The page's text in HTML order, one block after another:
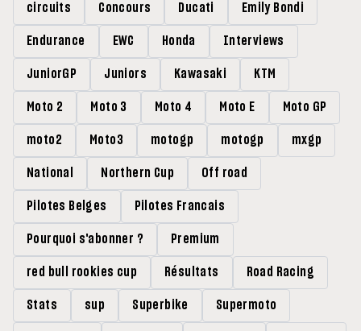
circuits Concours Ducati Emily Bondi
Endurance EWC Honda Interviews
JuniorGP Juniors Kawasaki KTM
Moto 2 Moto 3 Moto 4 Moto E Moto GP
moto2 Moto3 motogp motogp mxgp
National Northern Cup Off road
Pilotes Belges Pilotes Francais
Pourquoi s'abonner ? Premium
red bull rookies cup Résultats Road Racing
Stats sup Superbike Supermoto